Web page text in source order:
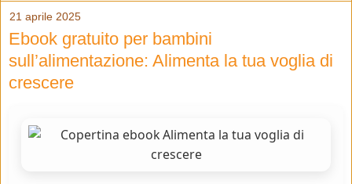
21 aprile 2025
Ebook gratuito per bambini
sull’alimentazione: Alimenta la tua voglia di
crescere